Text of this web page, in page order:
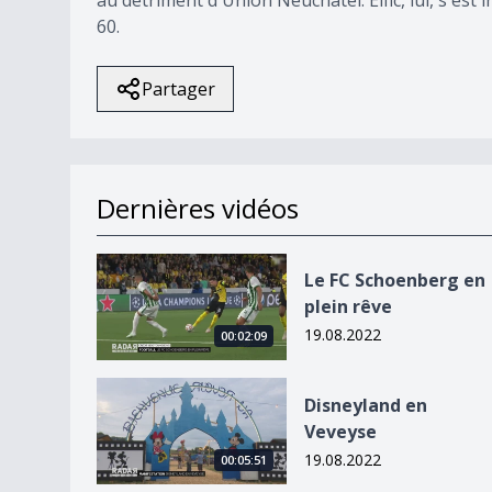
60.
Partager
Dernières vidéos
Le FC Schoenberg en plein rêve
00:02:09
Le FC Schoenberg en
plein rêve
19.08.2022
Disneyland en Veveyse
00:05:51
Disneyland en
Veveyse
19.08.2022